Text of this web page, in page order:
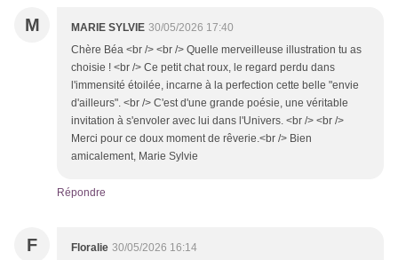
M MARIE SYLVIE 30/05/2026 17:40
Chère Béa <br /> <br /> Quelle merveilleuse illustration tu as
choisie ! <br /> Ce petit chat roux, le regard perdu dans
l'immensité étoilée, incarne à la perfection cette belle "envie
d'ailleurs". <br /> C'est d'une grande poésie, une véritable
invitation à s'envoler avec lui dans l'Univers. <br /> <br />
Merci pour ce doux moment de rêverie.<br /> Bien
amicalement, Marie Sylvie
Répondre
F Floralie 30/05/2026 16:14